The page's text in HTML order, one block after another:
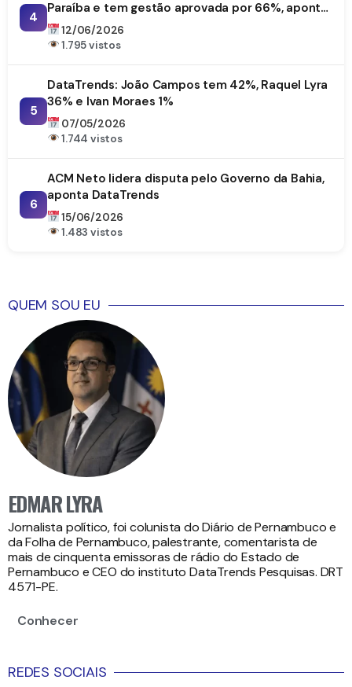
4
Paraíba e tem gestão aprovada por 66%, aponta
DataTrends
12/06/2026
1.795 vistos
5
DataTrends: João Campos tem 42%, Raquel Lyra
36% e Ivan Moraes 1%
07/05/2026
1.744 vistos
6
ACM Neto lidera disputa pelo Governo da Bahia,
aponta DataTrends
15/06/2026
1.483 vistos
QUEM SOU EU
EDMAR LYRA
Jornalista político, foi colunista do Diário de Pernambuco e
da Folha de Pernambuco, palestrante, comentarista de
mais de cinquenta emissoras de rádio do Estado de
Pernambuco e CEO do instituto DataTrends Pesquisas. DRT
4571-PE.
Conhecer
REDES SOCIAIS